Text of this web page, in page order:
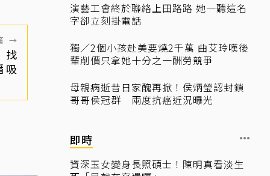
→
找
演藝工會終於聯絡上田路路 她一聽這名
字卻立刻掛電話
獨／2個小孩赴美要燒2千萬 曲艾玲嘆後
輩削價只拿她十分之一酬勞競爭
母親病逝昔日家醜再掀！侯炳瑩認封鎖
哥哥侯冠群 兩度抗癌近況曝光
即時
資深玉女變身長照碩士！陳明真看淡生